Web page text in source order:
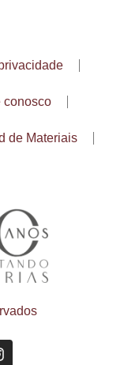
conosco
de Materiais